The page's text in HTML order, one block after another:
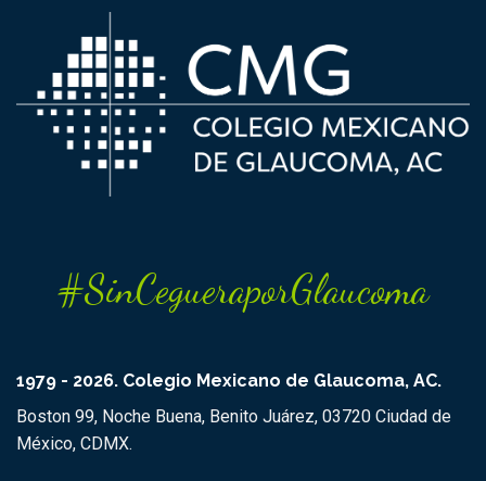
#SinCegueraporGlaucoma
1979 - 2026. Colegio Mexicano de Glaucoma, AC.
Boston 99, Noche Buena, Benito Juárez, 03720 Ciudad de
México, CDMX.